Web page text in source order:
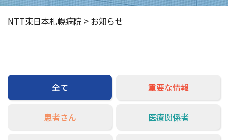
採用情報
NTT東日本札幌病院 > お知らせ
全て 重要な情報
患者さん 医療関係者